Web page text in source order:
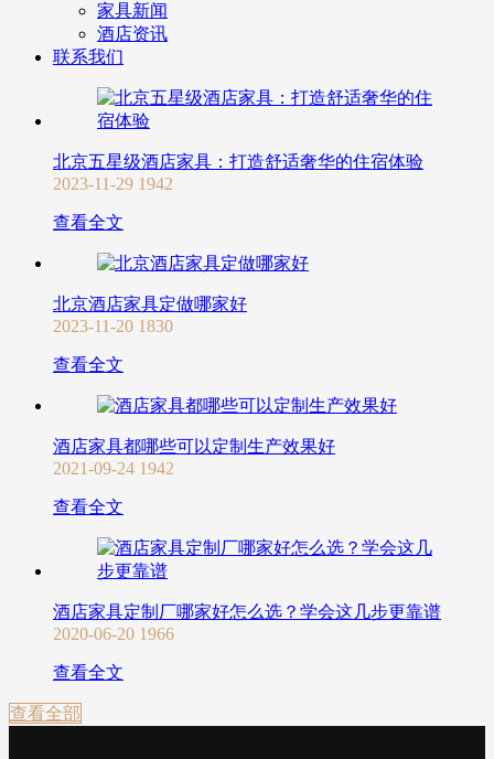
家具新闻
酒店资讯
联系我们
北京五星级酒店家具：打造舒适奢华的住宿体验
2023-11-29 1942
查看全文
北京酒店家具定做哪家好
2023-11-20 1830
查看全文
酒店家具都哪些可以定制生产效果好
2021-09-24 1942
查看全文
酒店家具定制厂哪家好怎么选？学会这几步更靠谱
2020-06-20 1966
查看全文
查看全部